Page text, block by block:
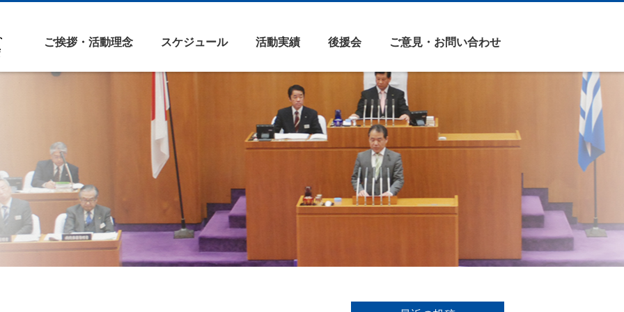
ご挨拶・活動理念 スケジュール 活動実績 後援会 ご意見・お問い合わせ